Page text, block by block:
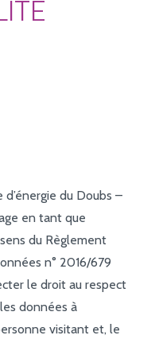
du Doubs –
en tant que
du Règlement
n° 2016/679
le droit au respect
données à
visitant et, le